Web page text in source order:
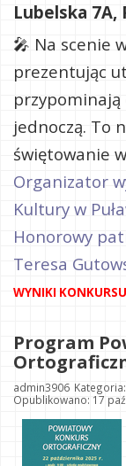
Lubelska 7A,
🎤 Na scenie
prezentując
jednoczą. To
świętowanie
Organizator
Kultury w
Honorowy
Teresa
WYNIKI KONKURSU
Program
admin3906 Kategoria:
Opublikowano: 17